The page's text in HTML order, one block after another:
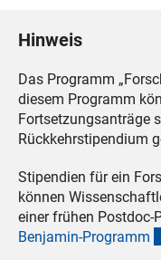
Hinweis
Das Programm
diesem Programm
Fortsetzungsanträge
Rückkehrstipendium
Stipendien für ein
können
einer frühen Postdoc-
Benjamin-Programm